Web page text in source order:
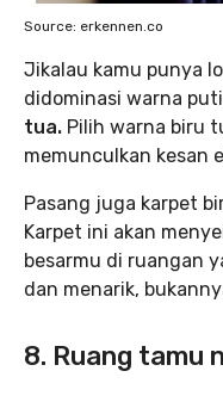
Source: erkennen.co
Jikalau kamu punya
didominasi warna
tua. Pilih warna biru
memunculkan kesan
Pasang juga karpet
Karpet ini akan
besarmu di ruangan
dan menarik,
8. Ruang tamu